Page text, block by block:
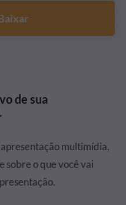
de sua
multimídia,
sobre o que você vai